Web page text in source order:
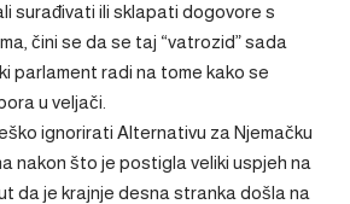
surađivati ​​ili sklapati dogovore s
čini se da se taj “vatrozid” sada
parlament radi na tome kako se
u veljači.
ignorirati Alternativu za Njemačku
nakon što je postigla veliki uspjeh na
da je krajnje desna stranka došla na